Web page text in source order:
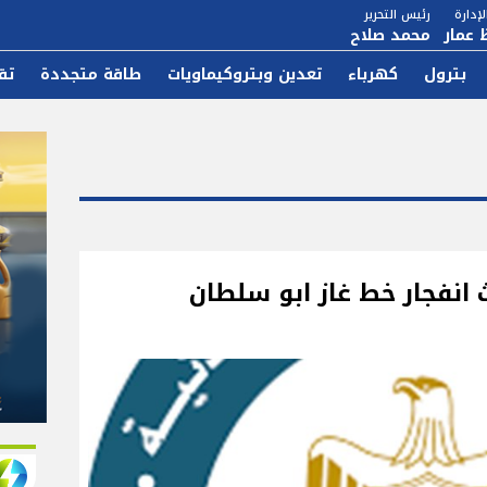
عمار
رئيس التحرير
محمد صلاح
بترول كهرباء تعدين وبتروكيماويات طاقة متجددة